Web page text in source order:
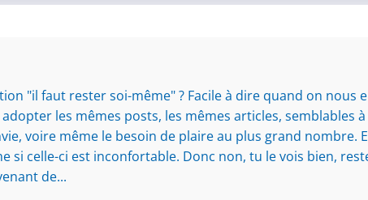
"il faut rester soi-même" ? Facile à dire quand on nous
les mêmes posts, les mêmes articles, semblables
voire même le besoin de plaire au plus grand nombre.
si celle-ci est inconfortable. Donc non, tu le vois bien,
de...